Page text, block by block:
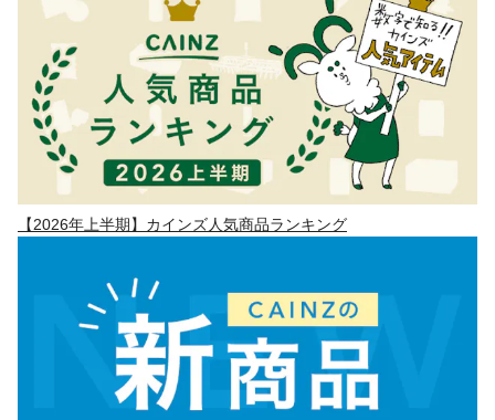
【2026年上半期】カインズ人気商品ランキング